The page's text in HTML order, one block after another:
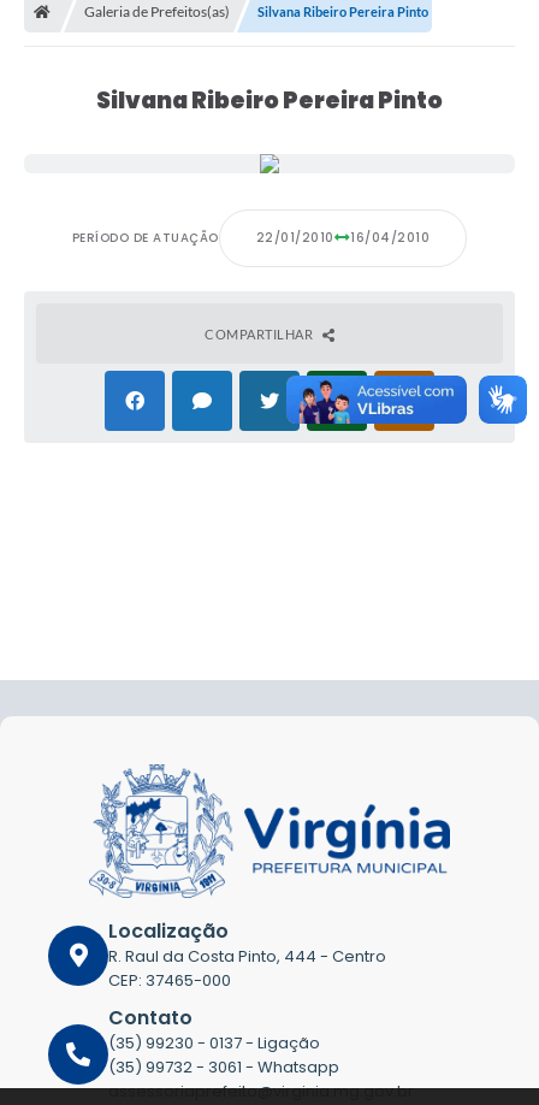
Galeria de Prefeitos(as) Silvana Ribeiro Pereira Pinto
Silvana Ribeiro Pereira Pinto
PERÍODO DE ATUAÇÃO 22/01/2010 16/04/2010
COMPARTILHAR
Localização
R. Raul da Costa Pinto, 444 - Centro
CEP: 37465-000
Contato
(35) 99230 - 0137 - Ligação
(35) 99732 - 3061 - Whatsapp
assessoriaprefeito@virginia.mg.gov.br